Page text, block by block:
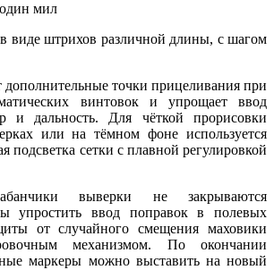
мил
в виде штрихов различной длины, с шагом
дополнительные точки прицеливания при
винтовок и упрощает ввод
и дальность. Для чёткой прорисовки
или на тёмном фоне используется
подсветка сетки с плавной регулировкой
выверки не закрываются
упростить ввод поправок в полевых
от случайного смещения маховики
механизмом. По окончании
маркеры можно выставить на новый